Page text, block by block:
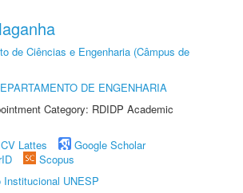
de Ciências e Engenharia (Câmpus de
DE ENGENHARIA
Category: RDIDP Academic
CV Lattes
Google Scholar
Scopus
Institucional UNESP